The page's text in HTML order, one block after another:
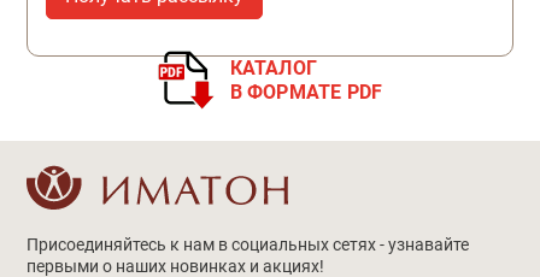
КАТАЛОГ
В ФОРМАТЕ PDF
Присоединяйтесь к нам в социальных сетях - узнавайте
первыми о наших новинках и акциях!